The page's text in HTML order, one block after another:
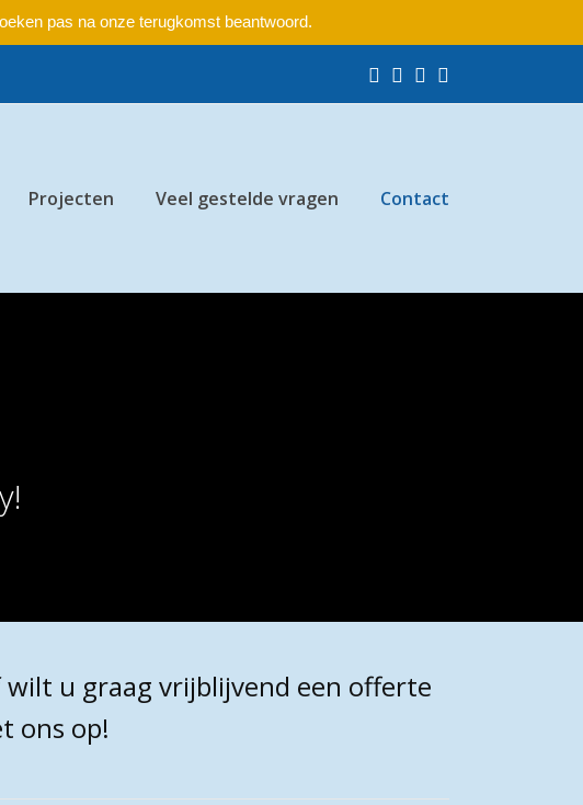
pas na onze terugkomst beantwoord.
Facebook
Pinterest
Instagram
Projecten Veel gestelde vragen Contact
wilt u graag vrijblijvend een offerte
ons op!